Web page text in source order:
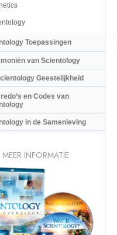
Toepassingen
van Scientology
Geestelijkheid
en Codes van
in de Samenleving
MEER INFORMATIE